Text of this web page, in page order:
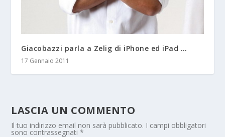
Giacobazzi parla a Zelig di iPhone ed iPad …
17 Gennaio 2011
LASCIA UN COMMENTO
Il tuo indirizzo email non sarà pubblicato. I campi obbligatori
sono contrassegnati*